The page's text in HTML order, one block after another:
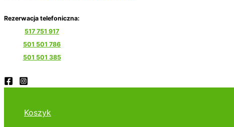
Rezerwacja telefoniczna:
517 751 917
501 501 786
501 501 385
Koszyk